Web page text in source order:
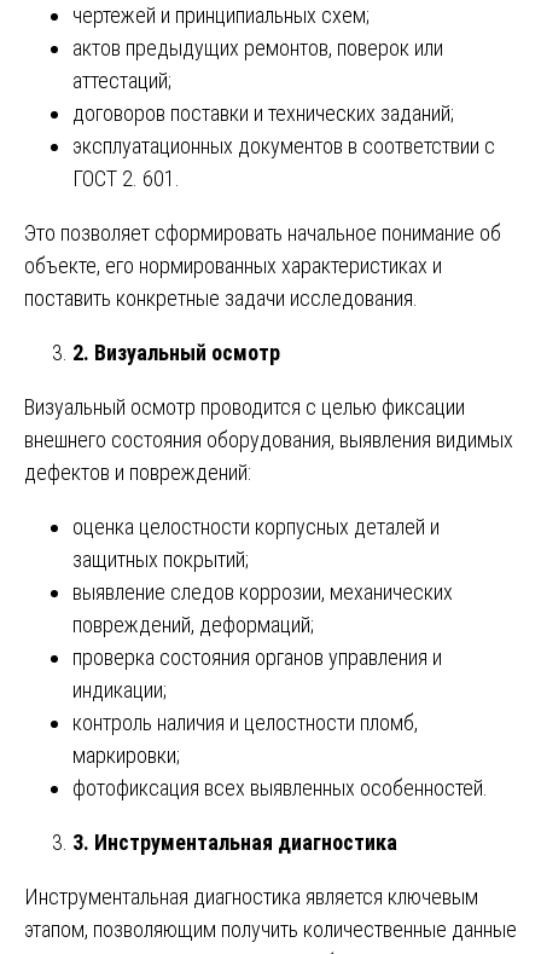
чертежей и принципиальных схем;
актов предыдущих ремонтов, поверок или
аттестаций;
договоров поставки и технических заданий;
эксплуатационных документов в соответствии с
ГОСТ 2. 601.
Это позволяет сформировать начальное понимание об
объекте, его нормированных характеристиках и
поставить конкретные задачи исследования.
2. Визуальный осмотр
Визуальный осмотр проводится с целью фиксации
внешнего состояния оборудования, выявления видимых
дефектов и повреждений:
оценка целостности корпусных деталей и
защитных покрытий;
выявление следов коррозии, механических
повреждений, деформаций;
проверка состояния органов управления и
индикации;
контроль наличия и целостности пломб,
маркировки;
фотофиксация всех выявленных особенностей.
3. Инструментальная диагностика
Инструментальная диагностика является ключевым
этапом, позволяющим получить количественные данные